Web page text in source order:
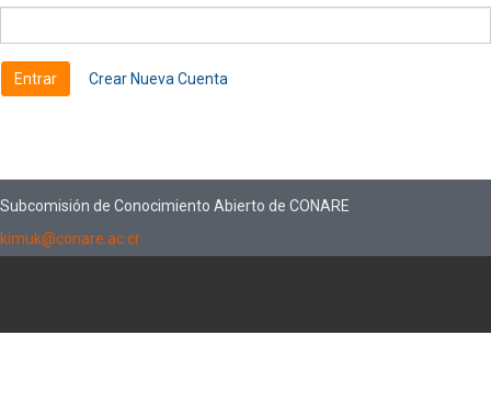
Crear Nueva Cuenta
Subcomisión de Conocimiento Abierto de CONARE
kimuk@conare.ac.cr